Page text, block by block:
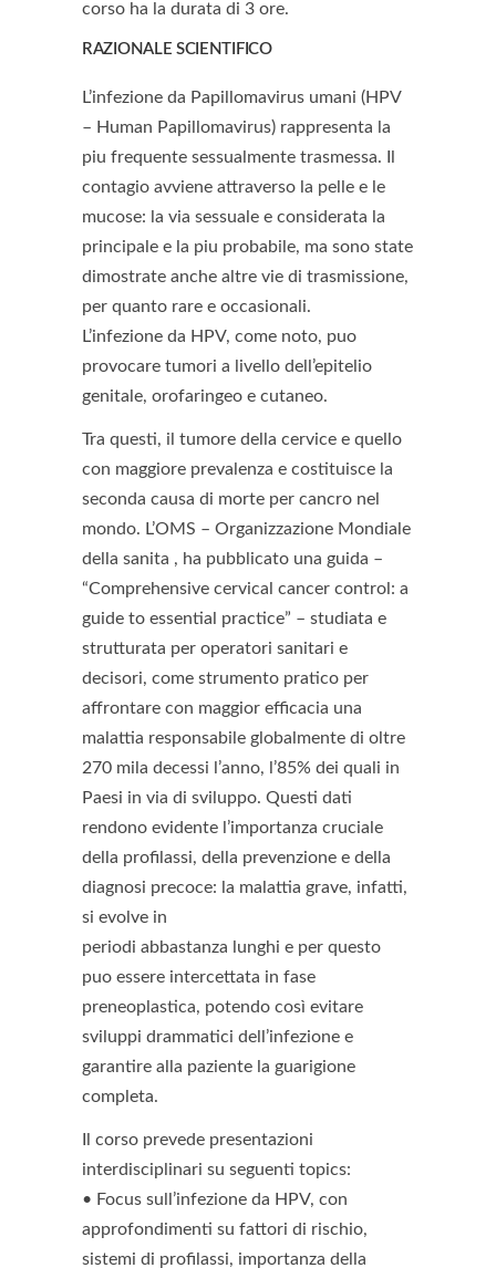
corso ha la durata di 3 ore.
RAZIONALE SCIENTIFICO
L’infezione da Papillomavirus umani (HPV
– Human Papillomavirus) rappresenta la
piu frequente sessualmente trasmessa. Il
contagio avviene attraverso la pelle e le
mucose: la via sessuale e considerata la
principale e la piu probabile, ma sono state
dimostrate anche altre vie di trasmissione,
per quanto rare e occasionali.
L’infezione da HPV, come noto, puo
provocare tumori a livello dell’epitelio
genitale, orofaringeo e cutaneo.
Tra questi, il tumore della cervice e quello
con maggiore prevalenza e costituisce la
seconda causa di morte per cancro nel
mondo. L’OMS – Organizzazione Mondiale
della sanita , ha pubblicato una guida –
“Comprehensive cervical cancer control: a
guide to essential practice” – studiata e
strutturata per operatori sanitari e
decisori, come strumento pratico per
affrontare con maggior efficacia una
malattia responsabile globalmente di oltre
270 mila decessi l’anno, l’85% dei quali in
Paesi in via di sviluppo. Questi dati
rendono evidente l’importanza cruciale
della profilassi, della prevenzione e della
diagnosi precoce: la malattia grave, infatti,
si evolve in
periodi abbastanza lunghi e per questo
puo essere intercettata in fase
preneoplastica, potendo così evitare
sviluppi drammatici dell’infezione e
garantire alla paziente la guarigione
completa.
Il corso prevede presentazioni
interdisciplinari su seguenti topics:
• Focus sull’infezione da HPV, con
approfondimenti su fattori di rischio,
sistemi di profilassi, importanza della